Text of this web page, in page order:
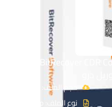
حجم الملف: 31 MB
نوع الملف: Zip